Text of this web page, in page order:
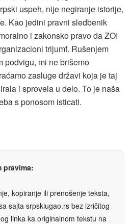
uspeh, nije negiranje istorije,
Kao jedini pravni sledbenik
i zakonsko pravo da ZOI
trijumf. Rušenjem
podvigu, mi ne brišemo
zasluge državi koja je taj
i sprovela u delo. To je naša
s ponosom isticati.
pravima:
kopiranje ili prenošenje teksta,
sajta srpskiugao.rs bez izričitog
linka ka originalnom tekstu na